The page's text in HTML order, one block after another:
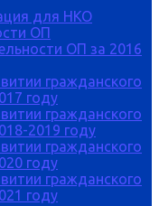
для НКО
ОП
ОП за 2016
гражданского
году
гражданского
2019 году
гражданского
году
гражданского
году